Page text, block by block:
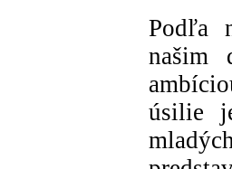
Podľa
našim
úsilie